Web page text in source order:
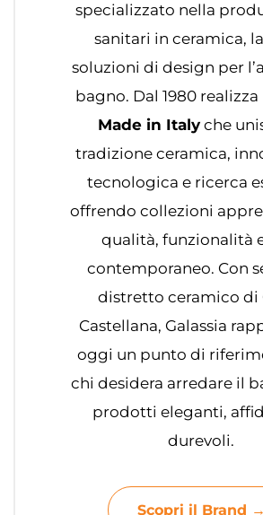
specializzato nella
sanitari in ceramica,
soluzioni di design per
bagno. Dal 1980
Made in Italyche
tradizione ceramica,
tecnologica e ricerca
offrendo collezioni
qualità, funzionalità
contemporaneo. Con
distretto ceramico di
Castellana, Galassia
oggi un punto di
chi desidera arredare il
prodotti eleganti,
durevoli.
Scopri il Brand →